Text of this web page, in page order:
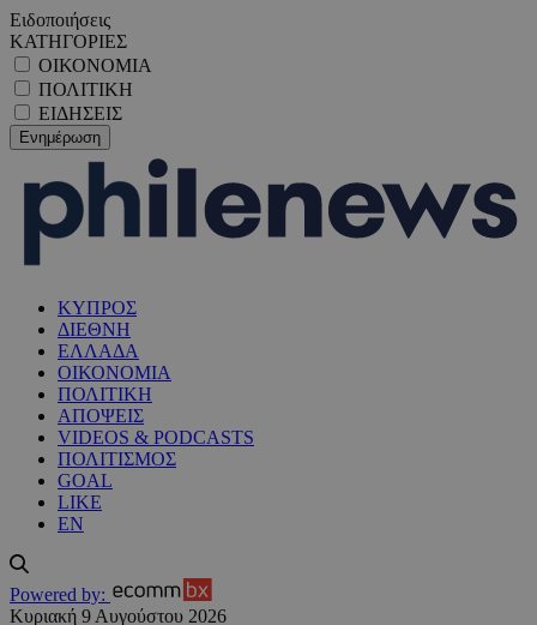
Ειδοποιήσεις
ΚΑΤΗΓΟΡΙΕΣ
ΟΙΚΟΝΟΜΙΑ
ΠΟΛΙΤΙΚΗ
ΕΙΔΗΣΕΙΣ
ΚΥΠΡΟΣ
ΔΙΕΘΝΗ
ΕΛΛΑΔΑ
ΟΙΚΟΝΟΜΙΑ
ΠΟΛΙΤΙΚΗ
ΑΠΟΨΕΙΣ
VIDEOS & PODCASTS
ΠΟΛΙΤΙΣΜΟΣ
GOAL
LIKE
EN
Powered by:
Κυριακή 9 Αυγούστου 2026